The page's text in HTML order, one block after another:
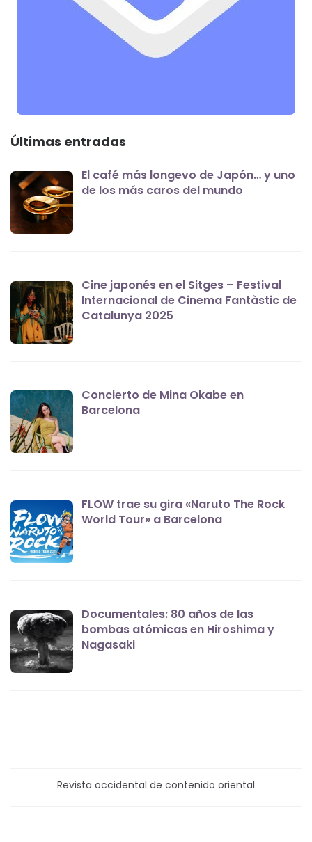
Últimas entradas
El café más longevo de Japón… y uno
de los más caros del mundo
Cine japonés en el Sitges – Festival
Internacional de Cinema Fantàstic de
Catalunya 2025
Concierto de Mina Okabe en
Barcelona
FLOW trae su gira «Naruto The Rock
World Tour» a Barcelona
Documentales: 80 años de las
bombas atómicas en Hiroshima y
Nagasaki
Revista occidental de contenido oriental